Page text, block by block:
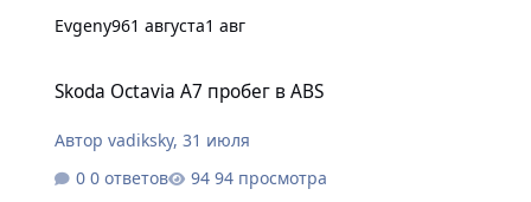
Evgeny961 августа1 авг
Skoda Octavia A7 пробег в ABS
Авторvadiksky,31 июля
0 ответов
94 просмотра